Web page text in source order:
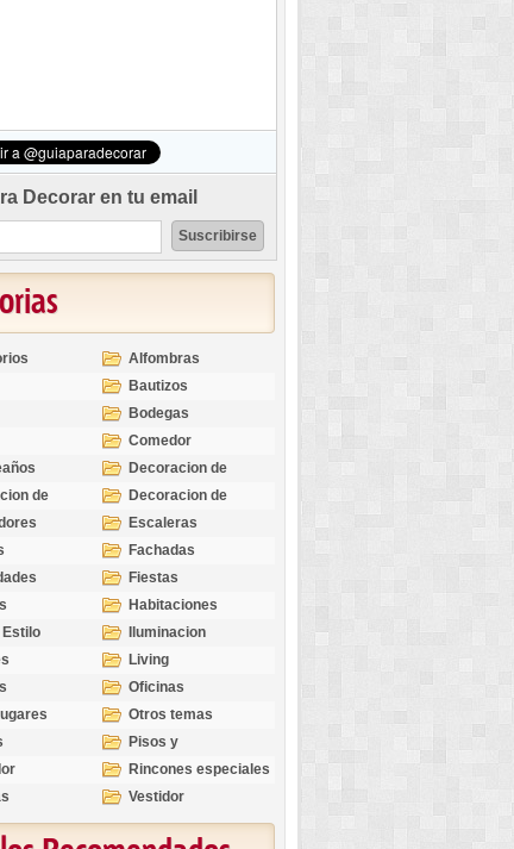
Decorar en tu email
Alfombras
Bautizos
Bodegas
Comedor
Decoracion de
Exteriores
de
Decoracion de
Ocasiones
Escaleras
Fachadas
Fiestas
Habitaciones
Estilo
Iluminacion
Living
Oficinas
Otros temas
Pisos y
revestimientos
Rincones especiales
Vestidor